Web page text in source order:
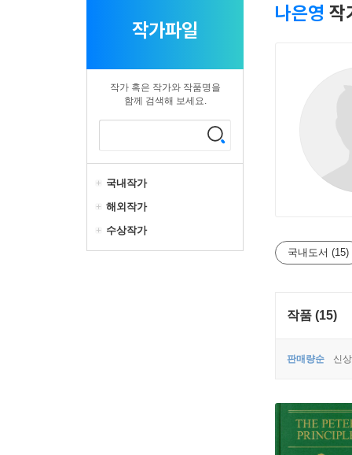
작가파일
작가 혹은 작가와 작품명을
함께 검색해 보세요.
국내작가
해외작가
수상작가
나은영 작
국내도서 (15)
작품 (15)
판매량순 신